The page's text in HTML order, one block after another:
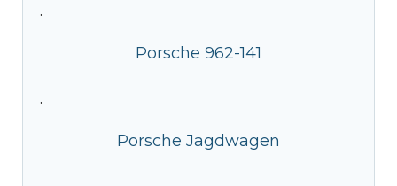
·
Porsche 962-141
·
Porsche Jagdwagen